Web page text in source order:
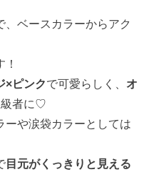
、ベースカラーからアク
×ピンクで可愛らしく、 オ
級者に♡
ーや涙袋カラーとしては
目元がくっきりと見える